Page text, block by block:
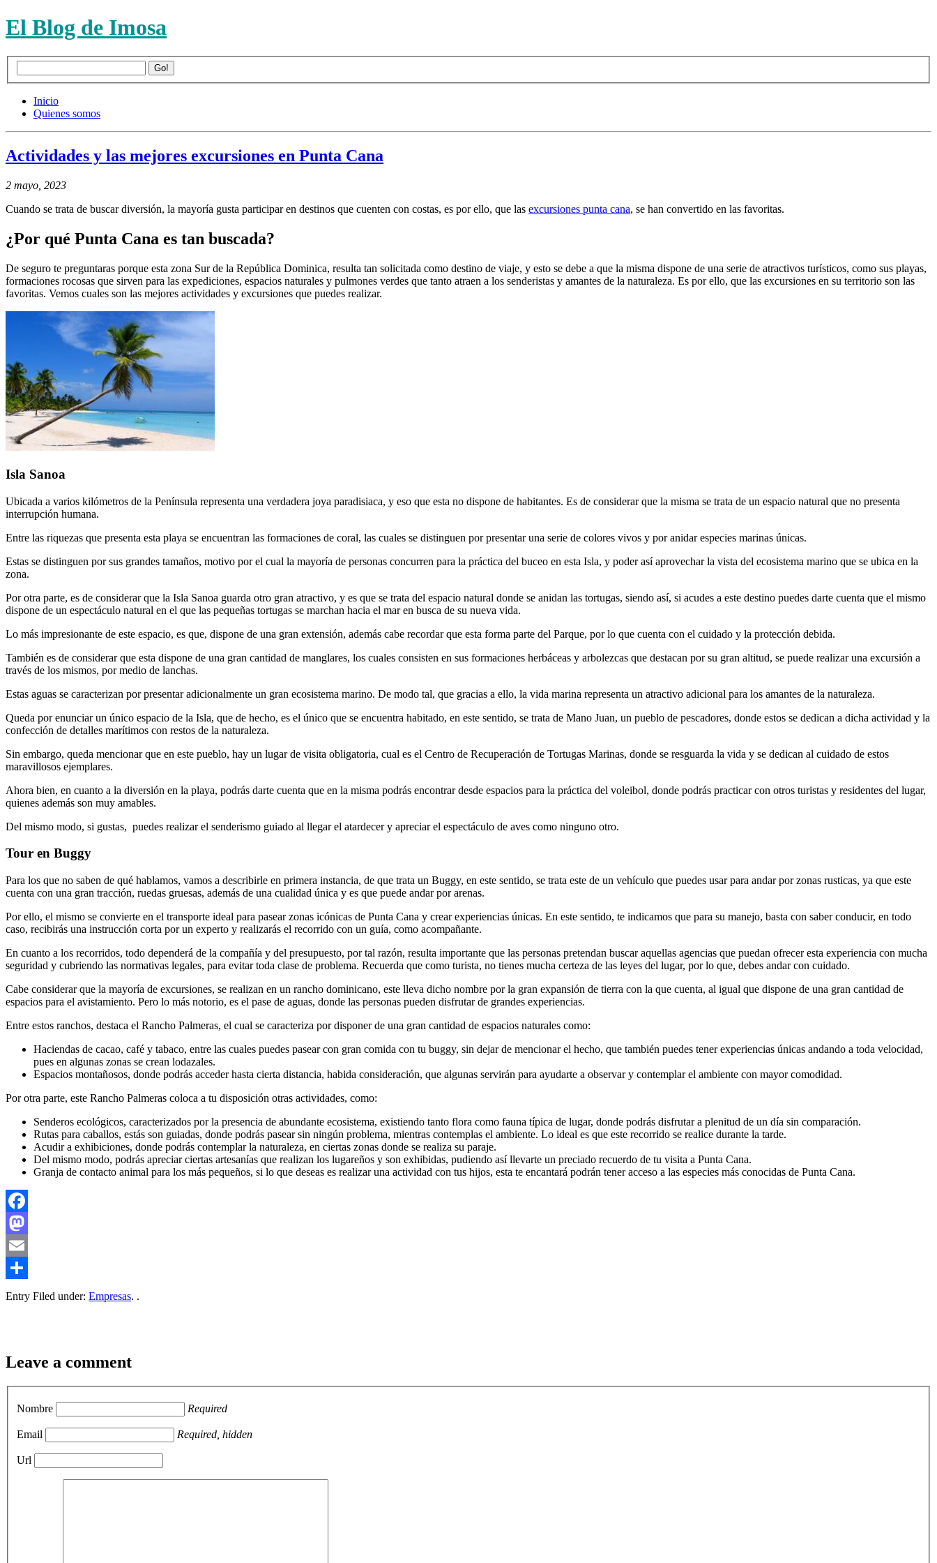
El Blog de Imosa
Inicio
Quienes somos
Actividades y las mejores excursiones en Punta Cana
2 mayo, 2023
Cuando se trata de buscar diversión, la mayoría gusta participar en destinos que cuenten con costas, es por ello, que las excursiones punta cana, se han convertido en las favoritas.
¿Por qué Punta Cana es tan buscada?
De seguro te preguntaras porque esta zona Sur de la República Dominica, resulta tan solicitada como destino de viaje, y esto se debe a que la misma dispone de una serie de atractivos turísticos, como sus playas,
formaciones rocosas que sirven para las expediciones, espacios naturales y pulmones verdes que tanto atraen a los senderistas y amantes de la naturaleza. Es por ello, que las excursiones en su territorio son las
favoritas. Vemos cuales son las mejores actividades y excursiones que puedes realizar.
Isla Sanoa
Ubicada a varios kilómetros de la Península representa una verdadera joya paradisiaca, y eso que esta no dispone de habitantes. Es de considerar que la misma se trata de un espacio natural que no presenta
interrupción humana.
Entre las riquezas que presenta esta playa se encuentran las formaciones de coral, las cuales se distinguen por presentar una serie de colores vivos y por anidar especies marinas únicas.
Estas se distinguen por sus grandes tamaños, motivo por el cual la mayoría de personas concurren para la práctica del buceo en esta Isla, y poder así aprovechar la vista del ecosistema marino que se ubica en la
zona.
Por otra parte, es de considerar que la Isla Sanoa guarda otro gran atractivo, y es que se trata del espacio natural donde se anidan las tortugas, siendo así, si acudes a este destino puedes darte cuenta que el mismo
dispone de un espectáculo natural en el que las pequeñas tortugas se marchan hacia el mar en busca de su nueva vida.
Lo más impresionante de este espacio, es que, dispone de una gran extensión, además cabe recordar que esta forma parte del Parque, por lo que cuenta con el cuidado y la protección debida.
También es de considerar que esta dispone de una gran cantidad de manglares, los cuales consisten en sus formaciones herbáceas y arbolezcas que destacan por su gran altitud, se puede realizar una excursión a
través de los mismos, por medio de lanchas.
Estas aguas se caracterizan por presentar adicionalmente un gran ecosistema marino. De modo tal, que gracias a ello, la vida marina representa un atractivo adicional para los amantes de la naturaleza.
Queda por enunciar un único espacio de la Isla, que de hecho, es el único que se encuentra habitado, en este sentido, se trata de Mano Juan, un pueblo de pescadores, donde estos se dedican a dicha actividad y la
confección de detalles marítimos con restos de la naturaleza.
Sin embargo, queda mencionar que en este pueblo, hay un lugar de visita obligatoria, cual es el Centro de Recuperación de Tortugas Marinas, donde se resguarda la vida y se dedican al cuidado de estos
maravillosos ejemplares.
Ahora bien, en cuanto a la diversión en la playa, podrás darte cuenta que en la misma podrás encontrar desde espacios para la práctica del voleibol, donde podrás practicar con otros turistas y residentes del lugar,
quienes además son muy amables.
Del mismo modo, si gustas, puedes realizar el senderismo guiado al llegar el atardecer y apreciar el espectáculo de aves como ninguno otro.
Tour en Buggy
Para los que no saben de qué hablamos, vamos a describirle en primera instancia, de que trata un Buggy, en este sentido, se trata este de un vehículo que puedes usar para andar por zonas rusticas, ya que este
cuenta con una gran tracción, ruedas gruesas, además de una cualidad única y es que puede andar por arenas.
Por ello, el mismo se convierte en el transporte ideal para pasear zonas icónicas de Punta Cana y crear experiencias únicas. En este sentido, te indicamos que para su manejo, basta con saber conducir, en todo
caso, recibirás una instrucción corta por un experto y realizarás el recorrido con un guía, como acompañante.
En cuanto a los recorridos, todo dependerá de la compañía y del presupuesto, por tal razón, resulta importante que las personas pretendan buscar aquellas agencias que puedan ofrecer esta experiencia con mucha
seguridad y cubriendo las normativas legales, para evitar toda clase de problema. Recuerda que como turista, no tienes mucha certeza de las leyes del lugar, por lo que, debes andar con cuidado.
Cabe considerar que la mayoría de excursiones, se realizan en un rancho dominicano, este lleva dicho nombre por la gran expansión de tierra con la que cuenta, al igual que dispone de una gran cantidad de
espacios para el avistamiento. Pero lo más notorio, es el pase de aguas, donde las personas pueden disfrutar de grandes experiencias.
Entre estos ranchos, destaca el Rancho Palmeras, el cual se caracteriza por disponer de una gran cantidad de espacios naturales como:
Haciendas de cacao, café y tabaco, entre las cuales puedes pasear con gran comida con tu buggy, sin dejar de mencionar el hecho, que también puedes tener experiencias únicas andando a toda velocidad,
pues en algunas zonas se crean lodazales.
Espacios montañosos, donde podrás acceder hasta cierta distancia, habida consideración, que algunas servirán para ayudarte a observar y contemplar el ambiente con mayor comodidad.
Por otra parte, este Rancho Palmeras coloca a tu disposición otras actividades, como:
Senderos ecológicos, caracterizados por la presencia de abundante ecosistema, existiendo tanto flora como fauna típica de lugar, donde podrás disfrutar a plenitud de un día sin comparación.
Rutas para caballos, estás son guiadas, donde podrás pasear sin ningún problema, mientras contemplas el ambiente. Lo ideal es que este recorrido se realice durante la tarde.
Acudir a exhibiciones, donde podrás contemplar la naturaleza, en ciertas zonas donde se realiza su paraje.
Del mismo modo, podrás apreciar ciertas artesanías que realizan los lugareños y son exhibidas, pudiendo así llevarte un preciado recuerdo de tu visita a Punta Cana.
Granja de contacto animal para los más pequeños, si lo que deseas es realizar una actividad con tus hijos, esta te encantará podrán tener acceso a las especies más conocidas de Punta Cana.
Facebook
Mastodon
Email
Compartir
Entry Filed under: Empresas. .
Leave a comment
Nombre Required
Email Required, hidden
Url